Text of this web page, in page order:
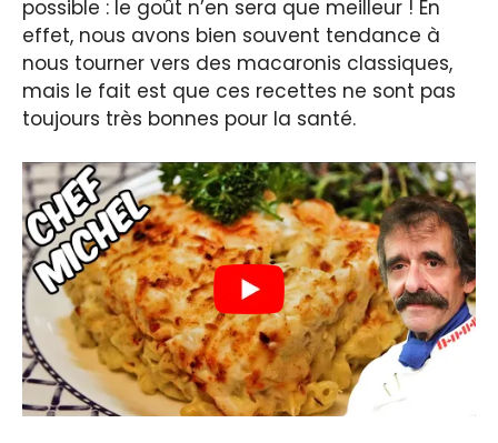
possible : le goût n’en sera que meilleur ! En
effet, nous avons bien souvent tendance à
nous tourner vers des macaronis classiques,
mais le fait est que ces recettes ne sont pas
toujours très bonnes pour la santé.